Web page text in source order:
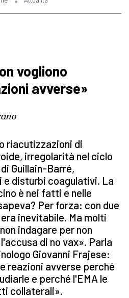
vogliono
avverse»
riacutizzazioni di
irregolarità nel ciclo
Guillain-Barré,
disturbi coagulativi. La
è nei fatti e nelle
Per forza: con due
inevitabile. Ma molti
indagare per non
di no vax». Parla
Giovanni Frajese:
reazioni avverse perché
e perché l'EMA le
collaterali».